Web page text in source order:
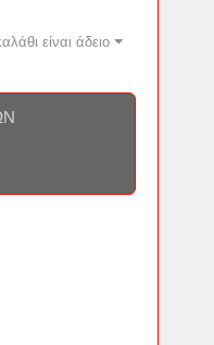
είναι άδειο